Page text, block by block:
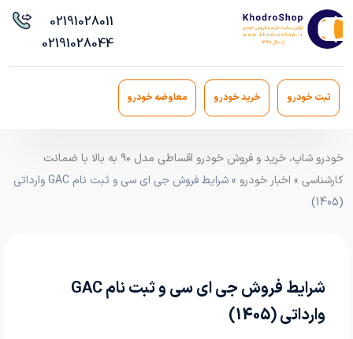
02191028011
02191028044
ثبت خودرو خرید خودرو معاوضه خودرو
خودرو شاپ، خرید و فروش خودرو اقساطی مدل ۹۰ به بالا با ضمانت
کارشناسی » اخبار خودرو
» شرایط فروش جی ای سی و ثبت نام GAC وارداتی
(1405)
شرایط فروش جی ای سی و ثبت نام GAC
وارداتی (1405)